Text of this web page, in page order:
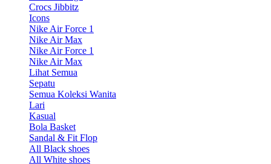
Crocs Jibbitz
Icons
Nike Air Force 1
Nike Air Max
Nike Air Force 1
Nike Air Max
Lihat Semua
Sepatu
Semua Koleksi Wanita
Lari
Kasual
Bola Basket
Sandal & Fit Flop
All Black shoes
All White shoes